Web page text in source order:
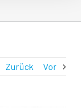
Zurück Vor